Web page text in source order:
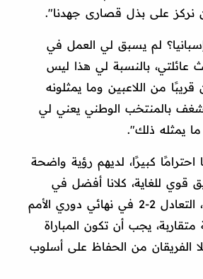
نركز على بذل قصارى جهدنا".
لم يسبق لي العمل في
عائلتي، بالنسبة لي هذا ليس
من اللاعبين وما يمثلونه
بالمنتخب الوطني يعني لي
ما يمثله ذلك".
احترامًا كبيرًا، لديهم رؤية واضحة
قوي للغاية، كلانا أفضل في
الاستحواذ على الكرة، التعادل 2-2 في نهائي دوري الأمم
متقاربة، يجب أن تكون المباراة
الفريقان من الحفاظ على أسلوب